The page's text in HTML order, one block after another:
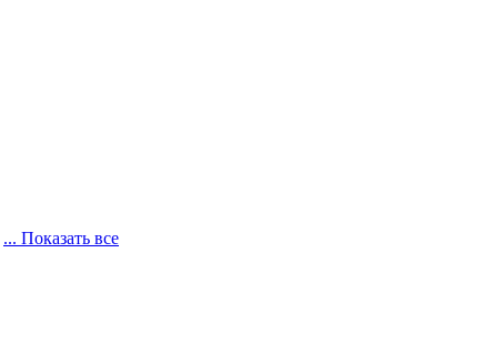
... Показать все